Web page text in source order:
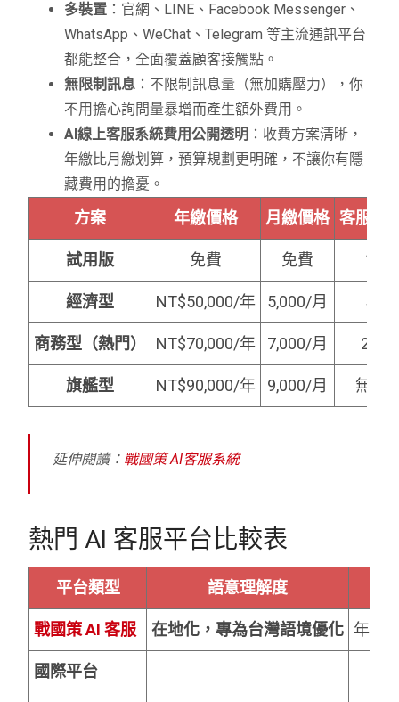
多裝置 ：官網、LINE、Facebook Messenger、
WhatsApp、WeChat、Telegram 等主流通訊平台
都能整合，全面覆蓋顧客接觸點。
無限制訊息 ：不限制訊息量（無加購壓力），你
不用擔心詢問量暴增而產生額外費用。
AI線上客服系統費用公開透明 ：收費方案清晰，
年繳比月繳划算，預算規劃更明確，不讓你有隱
藏費用的擔憂。
方案 年繳價格 月繳價格 客服帳
試用版 免費 免費 1 位
經濟型 NT$50,000/年 5,000/月 5 位
商務型（熱門） NT$70,000/年 7,000/月 20 位
旗艦型 NT$90,000/年 9,000/月 無限
延伸閱讀： 戰國策 AI客服系統
熱門 AI 客服平台比較表
平台類型 語意理解度
戰國策AI客服 在地化，專為台灣語境優化 年繳
國際平台